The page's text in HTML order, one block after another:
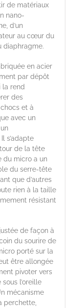
de matériaux
nano-
d’un
au cœur du
diaphragme.
en acier
par dépôt
la rend
des
et à
avec un
s’adapte
de la tête
du micro a un
du serre-tête
que d’autres
rien à la taille
résistant
de façon à
du sourire de
porté sur la
être allongée
pivoter vers
l’oreille
mécanisme
perchette,